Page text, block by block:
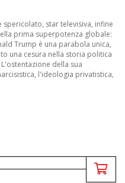
star televisiva, infine
prima superpotenza globale:
Trump è una parabola unica,
una cesura nella storia politica
della sua
l'ideologia privatistica,